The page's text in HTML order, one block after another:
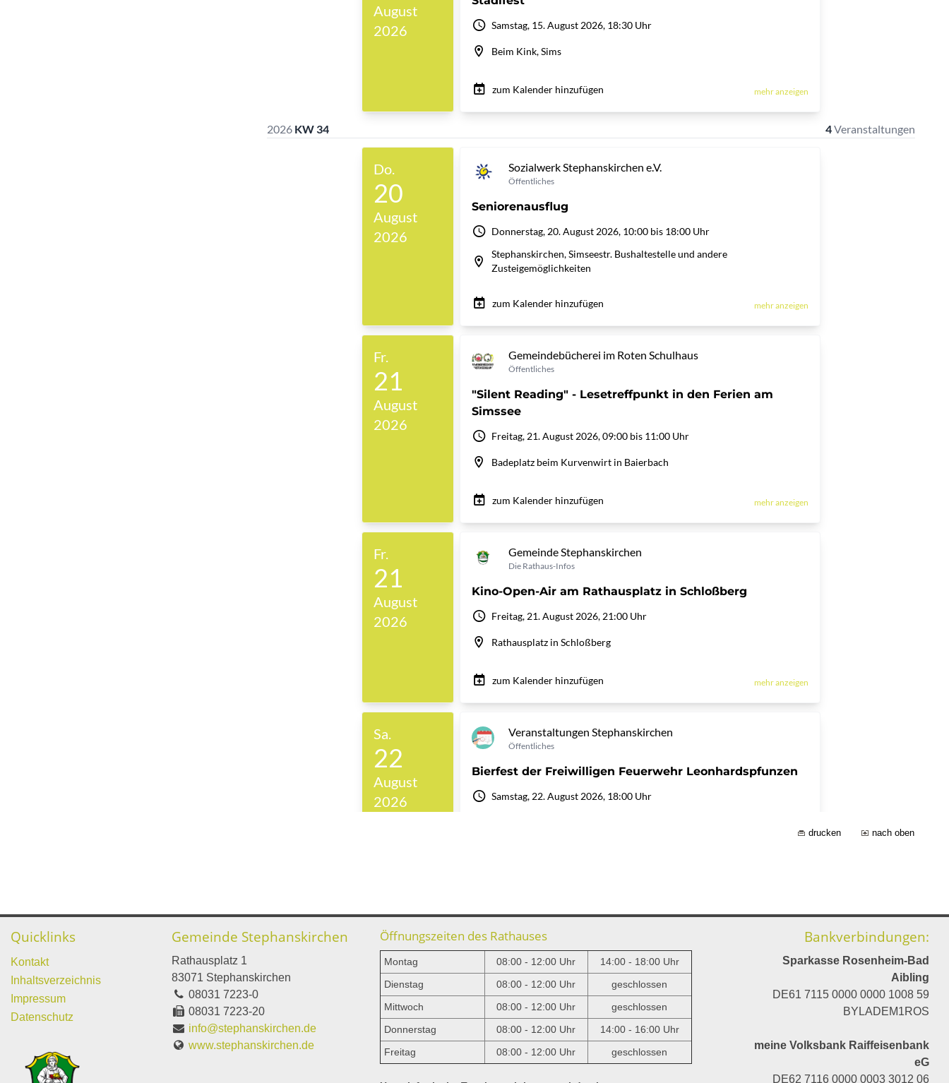
drucken nach oben
Quicklinks
Kontakt
Inhaltsverzeichnis
Impressum
Datenschutz
Gemeinde Stephanskirchen
Rathausplatz 1
83071 Stephanskirchen
08031 7223-0
08031 7223-20
info@stephanskirchen.de
www.stephanskirchen.de
Öffnungszeiten des Rathauses
Montag 08:00 - 12:00 Uhr
14:00 - 18:00 Uhr
Dienstag
08:00 - 12:00 Uhr
geschlossen
Mittwoch
08:00 - 12:00 Uhr
geschlossen
Donnerstag
08:00 - 12:00 Uhr
14:00 - 16:00 Uhr
Freitag
08:00 - 12:00 Uhr geschlossen
Bankverbindungen:
Sparkasse Rosenheim-Bad
Aibling
DE61 7115 0000 0000 1008 59
BYLADEM1ROS
meine Volksbank Raiffeisenbank
eG
DE62 7116 0000 0003 3012 06